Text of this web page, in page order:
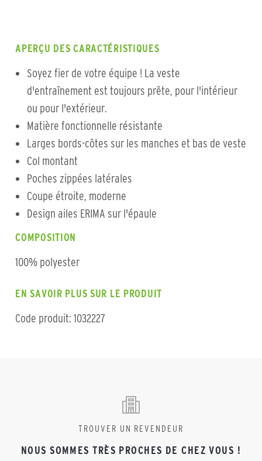
APERÇU DES CARACTÉRISTIQUES
Soyez fier de votre équipe ! La veste
d'entraînement est toujours prête, pour l'intérieur
ou pour l'extérieur.
Matière fonctionnelle résistante
Larges bords-côtes sur les manches et bas de veste
Col montant
Poches zippées latérales
Coupe étroite, moderne
Design ailes ERIMA sur l'épaule
COMPOSITION
100% polyester
EN SAVOIR PLUS SUR LE PRODUIT
Code produit: 1032227
TROUVER UN REVENDEUR
NOUS SOMMES TRÈS PROCHES DE CHEZ VOUS !